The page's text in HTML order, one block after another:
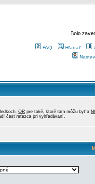
Bolo
FAQ Hľadať
OR pre také, ktoré tam môžu byť a
časť reťazca pri vyhľadávaní.